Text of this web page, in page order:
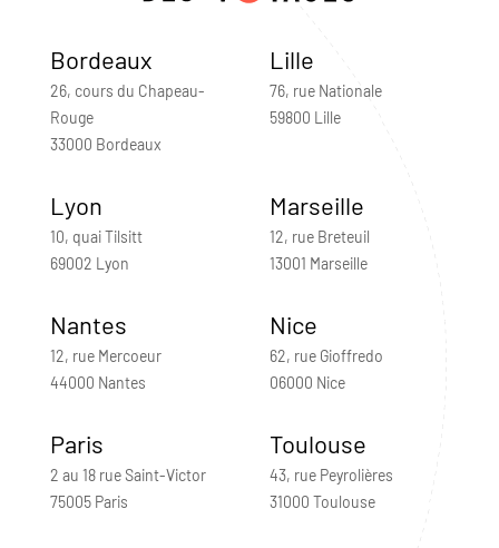
Bordeaux
26, cours du Chapeau-
Rouge
33000 Bordeaux
Lille
76, rue Nationale
59800 Lille
Lyon
10, quai Tilsitt
69002 Lyon
Marseille
12, rue Breteuil
13001 Marseille
Nantes
12, rue Mercoeur
44000 Nantes
Nice
62, rue Gioffredo
06000 Nice
Paris
2 au 18 rue Saint-Victor
75005 Paris
Toulouse
43, rue Peyrolières
31000 Toulouse